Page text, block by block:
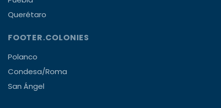
Querétaro
FOOTER.COLONIES
Polanco
Condesa/Roma
San Ángel